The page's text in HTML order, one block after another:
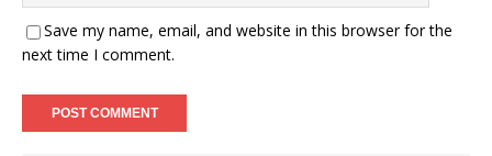
Save my name, email, and website in this browser for the
next time I comment.